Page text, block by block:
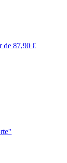
de 87,90 €